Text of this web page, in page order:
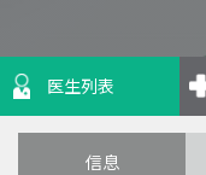
医生列表
信息